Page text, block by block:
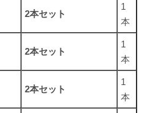
2本セット
1
本
2本セット
1
本
2本セット
1
本